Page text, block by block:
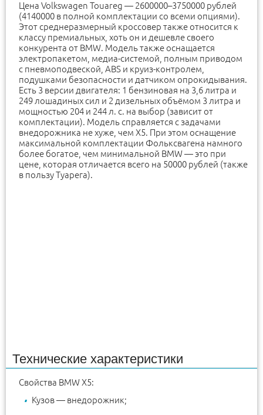
Цена Volkswagen Touareg — 2600000–3750000 рублей
(4140000 в полной комплектации со всеми опциями).
Этот среднеразмерный кроссовер также относится к
классу премиальных, хоть он и дешевле своего
конкурента от BMW. Модель также оснащается
электропакетом, медиа-системой, полным приводом
с пневмоподвеской, ABS и круиз-контролем,
подушками безопасности и датчиком опрокидывания.
Есть 3 версии двигателя: 1 бензиновая на 3,6 литра и
249 лошадиных сил и 2 дизельных объёмом 3 литра и
мощностью 204 и 244 л. с. на выбор (зависит от
комплектации). Модель справляется с задачами
внедорожника не хуже, чем X5. При этом оснащение
максимальной комплектации Фольксвагена намного
более богатое, чем минимальной BMW — это при
цене, которая отличается всего на 50000 рублей (также
в пользу Туарега).
Технические характеристики
Свойства BMW X5:
Кузов — внедорожник;